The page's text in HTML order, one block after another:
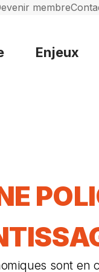
membre
Enjeux
sont en